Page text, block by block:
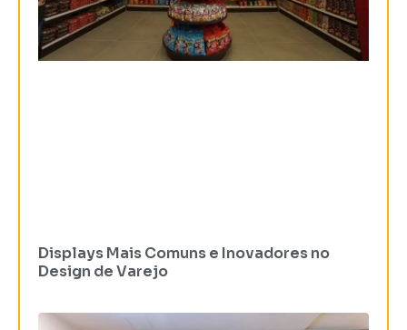
Displays Mais Comuns e Inovadores no
Design de Varejo